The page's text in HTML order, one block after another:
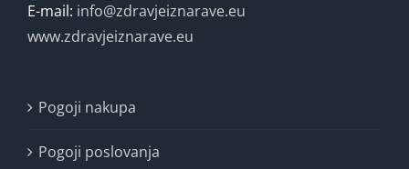
E-mail: info@zdravjeiznarave.eu
www.zdravjeiznarave.eu
Pogoji nakupa
Pogoji poslovanja